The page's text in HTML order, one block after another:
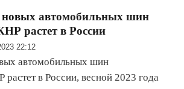
новых автомобильных шин
растет в России
22:12
автомобильных шин
растет в России, весной 2023 года